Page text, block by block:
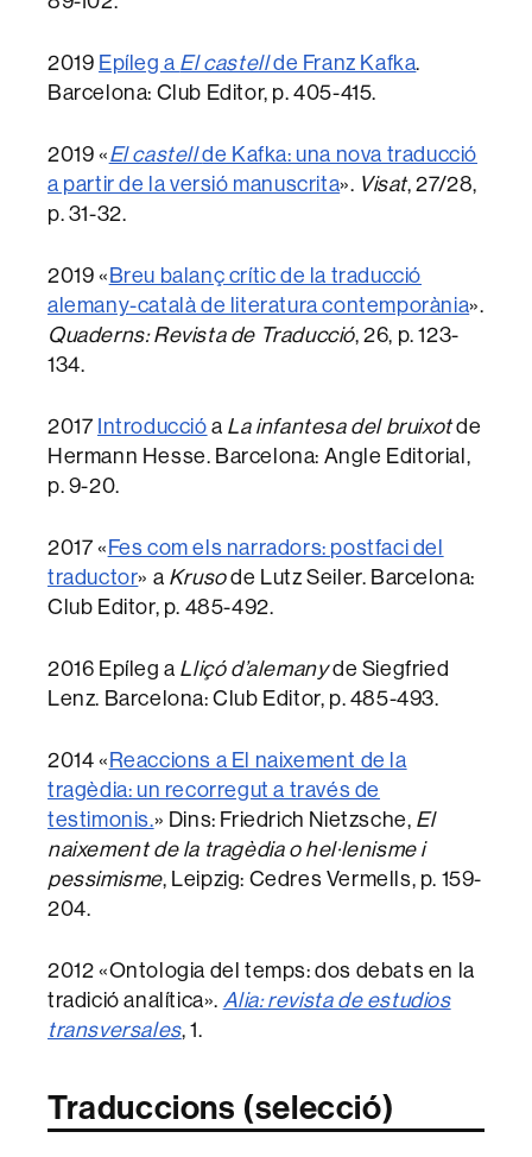
2019 Epíleg a El castellde Franz Kafka.
Barcelona: Club Editor, p. 405-415.
2019 «El castellde Kafka: una nova traducció
a partir de la versió manuscrita». Visat, 27/28,
p. 31-32.
2019 « Breu balanç crític de la traducció
alemany-català de literatura contemporània».
Quaderns: Revista de Traducció, 26, p. 123-
134.
2017 Introducció a La infantesa del bruixotde
Hermann Hesse. Barcelona: Angle Editorial,
p. 9-20.
2017 « Fes com els narradors: postfaci del
traductor» a Krusode Lutz Seiler. Barcelona:
Club Editor, p. 485-492.
2016 Epíleg a Lliçó d’alemanyde Siegfried
Lenz. Barcelona: Club Editor, p. 485-493.
2014 « Reaccions a El naixement de la
tragèdia: un recorregut a través de
testimonis.» Dins: Friedrich Nietzsche, El
naixement de la tragèdia o hel·lenisme i
pessimisme, Leipzig: Cedres Vermells, p. 159-
204.
2012 «Ontologia del temps: dos debats en la
tradició analítica». Alia: revista de estudios
transversales, 1.
Traduccions (selecció)